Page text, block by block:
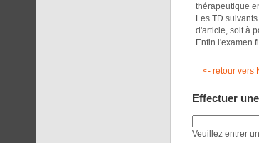
thérapeutique
Les TD
d'article, soit à
Enfin l'examen
<- retour vers
Effectuer
Veuillez entrer